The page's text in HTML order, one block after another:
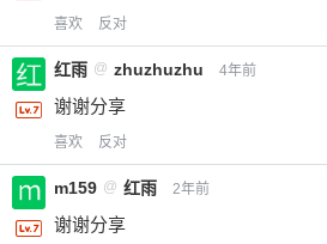
喜欢 反对
红雨 @ zhuzhuzhu 4年前
谢谢分享
喜欢 反对
m159 @ 红雨 2年前
谢谢分享